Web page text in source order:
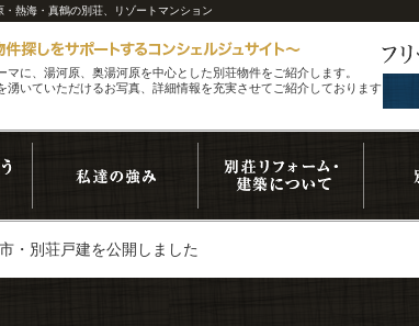
熱海・真鶴の別荘、リゾートマンション
マに、湯河原、奥湯河原を中心とした別荘物件をご紹介します。
湧いていただけるお写真、詳細情報を充実させてご紹介しております。
・別荘戸建を公開しました